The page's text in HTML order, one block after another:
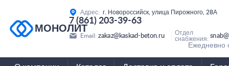
МОНОЛИТ
Адрес: г. Новороссийск, улица Пирожного, 28А
7 (861) 203-39-63
Email: zakaz@kaskad-beton.ru
Отдел
снабжения:
Ежедневно